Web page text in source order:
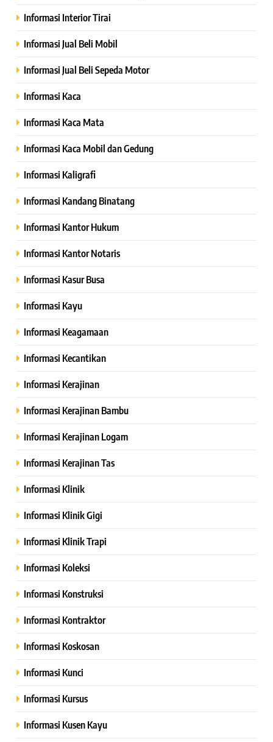
Informasi Interior Tirai
Informasi Jual Beli Mobil
Informasi Jual Beli Sepeda Motor
Informasi Kaca
Informasi Kaca Mata
Informasi Kaca Mobil dan Gedung
Informasi Kaligrafi
Informasi Kandang Binatang
Informasi Kantor Hukum
Informasi Kantor Notaris
Informasi Kasur Busa
Informasi Kayu
Informasi Keagamaan
Informasi Kecantikan
Informasi Kerajinan
Informasi Kerajinan Bambu
Informasi Kerajinan Logam
Informasi Kerajinan Tas
Informasi Klinik
Informasi Klinik Gigi
Informasi Klinik Trapi
Informasi Koleksi
Informasi Konstruksi
Informasi Kontraktor
Informasi Koskosan
Informasi Kunci
Informasi Kursus
Informasi Kusen Kayu